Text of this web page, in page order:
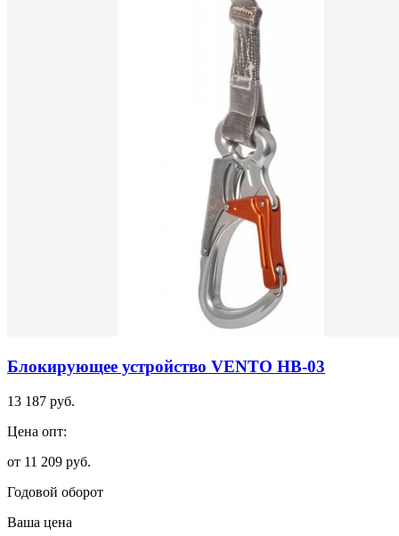
Блокирующее устройство VENTO НВ-03
13 187 руб.
Цена опт:
от 11 209 руб.
Годовой оборот
Ваша цена